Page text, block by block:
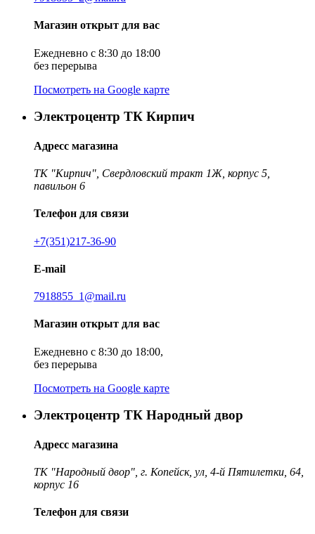
Магазин открыт для вас
Ежедневно с 8:30 до 18:00
без перерыва
Посмотреть на Google карте
Электроцентр ТК Кирпич
Адресс магазина
ТК "Кирпич", Свердловский тракт 1Ж, корпус 5,
павильон 6
Телефон для связи
+7(351)217-36-90
E-mail
7918855_1@mail.ru
Магазин открыт для вас
Ежедневно с 8:30 до 18:00,
без перерыва
Посмотреть на Google карте
Электроцентр ТК Народный двор
Адресс магазина
ТК "Народный двор", г. Копейск, ул, 4-й Пятилетки, 64,
корпус 16
Телефон для связи